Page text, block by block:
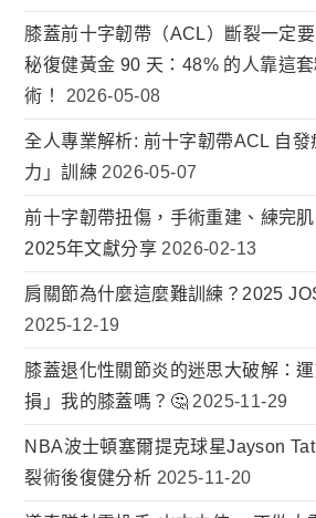
膝蓋前十字韌帶（ACL）斷裂一定
秘復健黃金 90 天：48% 的人靠這
術！
2026-05-08
全人專業解析: 前十字韌帶ACL 自發
力」訓練 2026-05-07
前十字韌帶扭傷，手術重建、練完
2025年文獻分享 2026-02-13
肩關節為什麼這麼難訓練？2025
2025-12-19
膝蓋退化性關節炎的迷思大破解：
損」我的膝蓋嗎？🤔 2025-11-29
NBA波士頓塞爾提克球星Jayson
裂術後復健分析 2025-11-20